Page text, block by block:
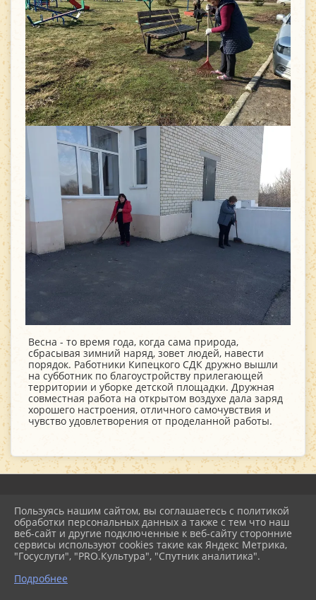
Весна - то время года, когда сама природа,
сбрасывая зимний наряд, зовет людей, навести
порядок. Работники Кипецкого СДК дружно вышли
на субботник по благоустройству прилегающей
территории и уборке детской площадки. Дружная
совместная работа на открытом воздухе дала заряд
хорошего настроения, отличного самочувствия и
чувство удовлетворения от проделанной работы.
2026 г. mu-emcdk.ru
Вход
Карта сайта
Политика обработки персональных данных
Сделано на KubCMS
Пользуясь нашим сайтом, вы соглашаетесь с политикой
обработки персональных данных а также с тем что наш
веб-сайт и другие подключенные к веб-сайту сторонние
сервисы используют cookies такие как Яндекс Метрика,
"Госуслуги", "PRO.Культура", "Спутник аналитика".
Подробнее